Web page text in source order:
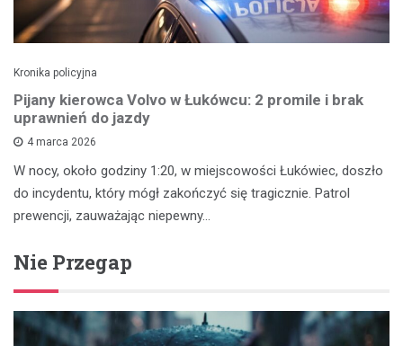
Kronika policyjna
Pijany kierowca Volvo w Łukówcu: 2 promile i brak
uprawnień do jazdy
4 marca 2026
W nocy, około godziny 1:20, w miejscowości Łukówiec, doszło
do incydentu, który mógł zakończyć się tragicznie. Patrol
prewencji, zauważając niepewny…
Nie Przegap